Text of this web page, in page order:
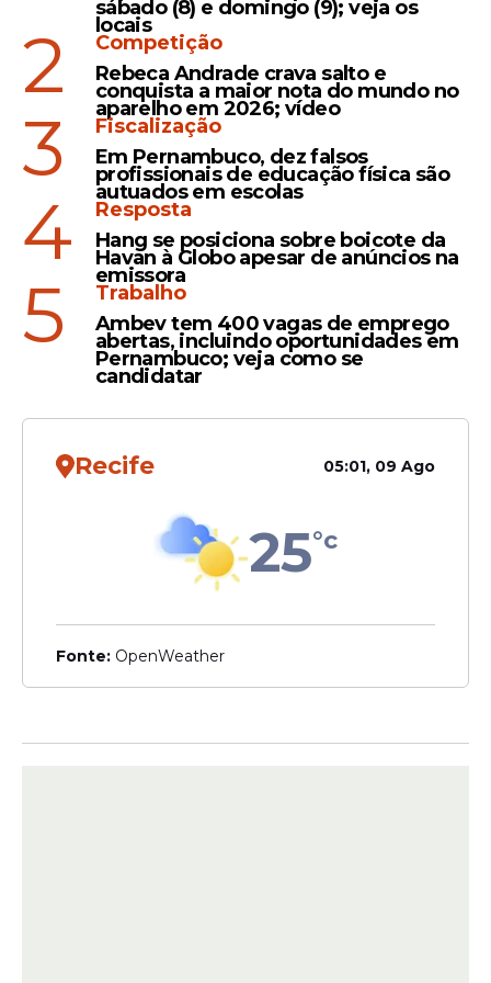
Veja Também
Com o acionamento dabandeira amarela
ANEELreforça que os consumidores
devem cultivar bons hábitos de consumo
para evitar desperdícios e contribuir para a
sustentabilidade do setor elétrico.
Agência Nacional de Energia Elétrica
Aneel quer reduzir
sábado (8) e domingo (9); veja os
locais
2
Competição
Rebeca Andrade crava salto e
conquista a maior nota do mundo no
aparelho em 2026; vídeo
3
Fiscalização
Em Pernambuco, dez falsos
profissionais de educação física são
autuados em escolas
4
Resposta
Hang se posiciona sobre boicote da
Havan à Globo apesar de anúncios na
emissora
5
Trabalho
Ambev tem 400 vagas de emprego
abertas, incluindo oportunidades em
Pernambuco; veja como se
candidatar
Recife 05:01, 09 Ago
25°c
Fonte: OpenWeather